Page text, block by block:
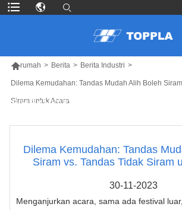
rumah > Berita > Berita Industri >
Dilema Kemudahan: Tandas Mudah Alih Boleh
Siram untuk Acara
LEBIH BANYAK PRODUK
Dilema Kemudahan: Tandas
Siram vs. Tandas Tidak Siram
30-11-2023
Menganjurkan acara, sama ada festival